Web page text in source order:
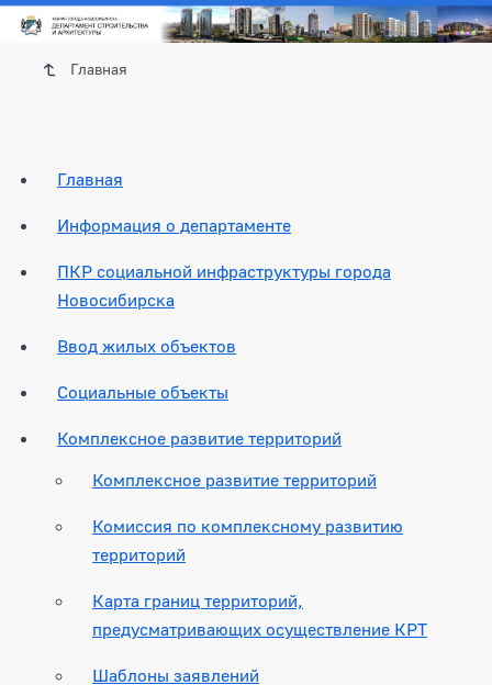
Главная
Главная
Информация о департаменте
ПКР социальной инфраструктуры города
Новосибирска
Ввод жилых объектов
Социальные объекты
Комплексное развитие территорий
Комплексное развитие территорий
Комиссия по комплексному развитию
территорий
Карта границ территорий,
предусматривающих осуществление КРТ
Шаблоны заявлений